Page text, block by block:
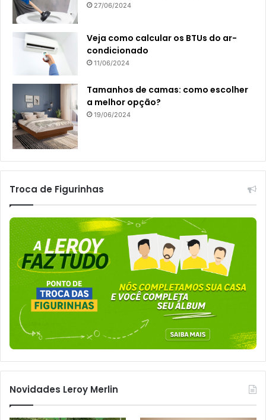
27/06/2024
Veja como calcular os BTUs do ar-
condicionado
11/06/2024
Tamanhos de camas: como escolher
a melhor opção?
19/06/2024
Troca de Figurinhas
Novidades Leroy Merlin